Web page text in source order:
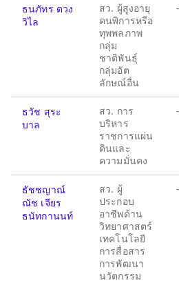
ธนภัทร ตวง
วิไล
สว. ผู้สูงอายุ
คนพิการหรือ
ทุพพลภาพ
กลุ่ม
ชาติพันธุ์
กลุ่มอัต
ลักษณ์อื่น
-
ธวัช สุระ
บาล
สว. การ
บริหาร
ราชการแผ่น
ดินและ
ความมั่นคง
-
ธัชชญาณ์
ณัช เจียร
ธนัทกานนท์
สว. ผู้
ประกอบ
อาชีพด้าน
วิทยาศาสตร์
เทคโนโลยี
การสื่อสาร
การพัฒนา
นวัตกรรม
-